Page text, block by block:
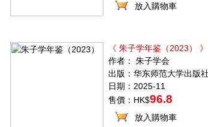
放入購物車
《 朱子学年鉴（2023） 》
作者： 朱子学会
出版：华东师范大学出版社
日期：2025-11
售價：HK$96.8
放入購物車